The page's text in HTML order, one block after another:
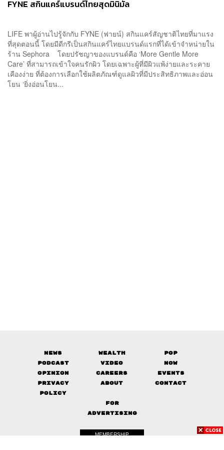
FYNE สกินแคร์แบรนด์ไทยสุดมินิมัล
LIFE พาผู้อ่านไปรู้จักกับ FYNE (ฟายน์) สกินแคร์สัญชาติไทยที่มาแรง
ที่สุดตอนนี้ โดยมีดีกรีเป็นสกินแคร์ไทยแบรนด์แรกที่ได้เข้าจำหน่ายใน
ร้าน Sephora โดยปรัชญาของแบรนด์คือ ‘More Gentle More
Care’ ที่สามารถเข้าใจคนรักผิว โดยเฉพาะผู้ที่มีผิวแพ้ง่ายและระคาย
เคืองง่าย ที่ต้องการเลือกใช้ผลิตภัณฑ์ดูแลผิวที่มีประสิทธิภาพและอ่อน
โยน ‘ยิ่งอ่อนโยน...
News Wealth
Pop
Podcast
Video
Now
Opinion
Careers
Events
Privacy
Policy
About Contact
FOR
ADVERTISING
MEMBERSHIP